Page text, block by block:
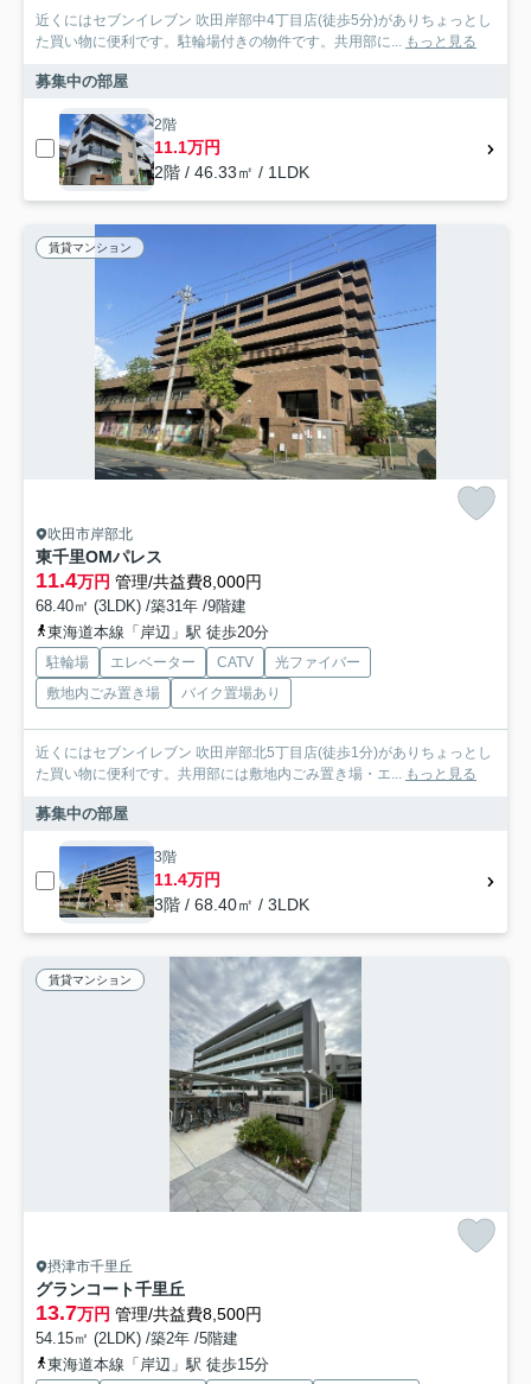
近くにはセブンイレブン 吹田岸部中4丁目店(徒歩5分)がありちょっとし
た買い物に便利です。駐輪場付きの物件です。共用部に...
もっと見る
募集中の部屋
2階
11.1万円
2階 / 46.33㎡ / 1LDK
賃貸マンション
吹田市岸部北
東千里OMパレス
11.4万円 管理/共益費8,000円
68.40㎡ (3LDK) /築31年 /9階建
東海道本線「岸辺」駅 徒歩20分
駐輪場 エレベーター CATV
光ファイバー
敷地内ごみ置き場
バイク置場あり
近くにはセブンイレブン 吹田岸部北5丁目店(徒歩1分)がありちょっとし
た買い物に便利です。共用部には敷地内ごみ置き場・エ...
もっと見る
募集中の部屋
3階
11.4万円
3階 / 68.40㎡ / 3LDK
賃貸マンション
摂津市千里丘
グランコート千里丘
13.7万円 管理/共益費8,500円
54.15㎡ (2LDK) /築2年 /5階建
東海道本線「岸辺」駅 徒歩15分